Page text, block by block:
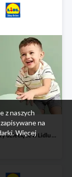
Ubrania i buty dziecięce w Lidlu Online od 9,99 zł
z naszych
na
Więcej